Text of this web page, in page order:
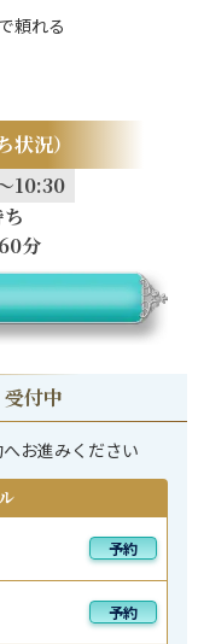
頼れる
況）
10:30
分
付中
お進みください
予約
予約